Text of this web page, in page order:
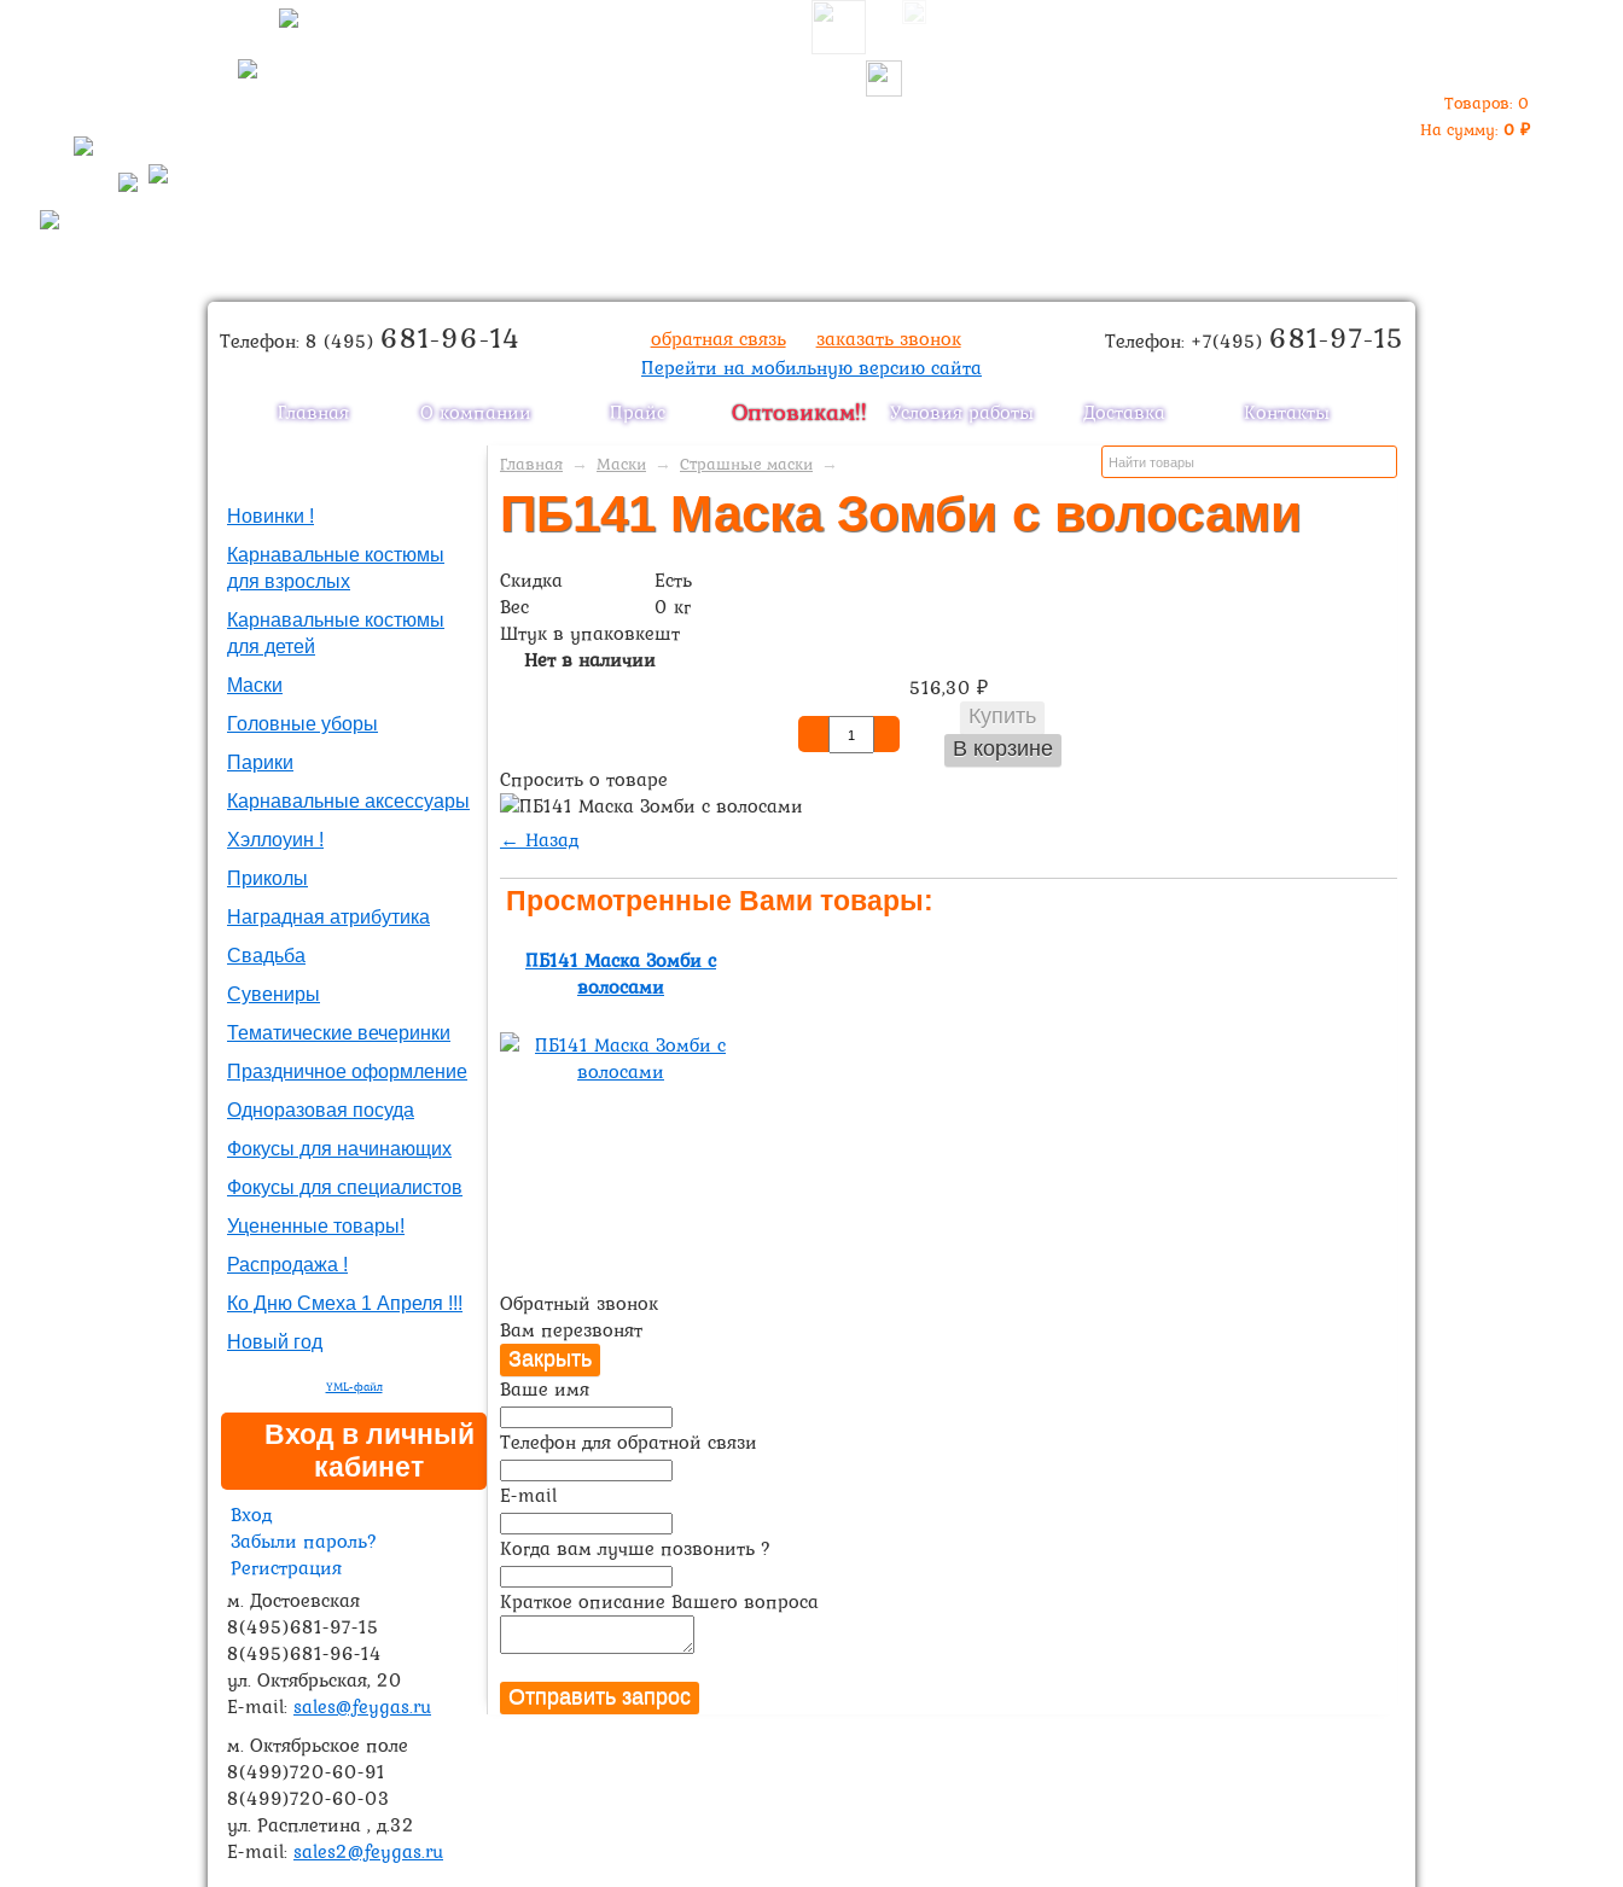
Товаров: 0
На сумму: 0 ₽
Телефон: 8 (495) 681-96-14 обратная связь заказать звонок Телефон: +7(495) 681-97-15
Перейти на мобильную версию сайта
Главная
О компании Прайс Оптовикам!! Условия работы Доставка Контакты
Новинки !
Карнавальные костюмы
для взрослых
Карнавальные костюмы
для детей
Маски
Головные уборы
Парики
Карнавальные аксессуары
Хэллоуин !
Приколы
Наградная атрибутика
Свадьба
Сувениры
Тематические вечеринки
Праздничное оформление
Одноразовая посуда
Фокусы для начинающих
Фокусы для специалистов
Уцененные товары!
Распродажа !
Ко Дню Смеха 1 Апреля !!!
Новый год
YML-файл
Вход в личный
кабинет
Вход
Забыли пароль?
Регистрация
м. Достоевская
8(495)681-97-15
8(495)681-96-14
ул. Октябрьская, 20
E-mail: sales@feygas.ru
м. Октябрьское поле
8(499)720-60-91
8(499)720-60-03
ул. Расплетина , д.32
E-mail: sales2@feygas.ru
Главная → Маски → Страшные маски →
ПБ141 Маска Зомби с волосами
Скидка
Есть
Вес
0 кг
Штук в упаковкешт
Нет в наличии
516,30₽
Спросить о товаре
← Назад
Просмотренные Вами товары:
ПБ141 Маска Зомби с
волосами
Обратный звонок
Вам перезвонят
Ваше имя
Телефон для обратной связи
E-mail
Когда вам лучше позвонить ?
Краткое описание Вашего вопроса